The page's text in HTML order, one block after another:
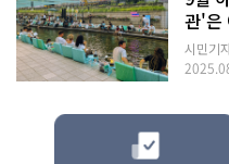
관'은
시민기